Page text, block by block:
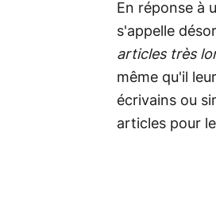
En réponse à
s'appelle
articles très
même qu'il
écrivains ou
articles pour